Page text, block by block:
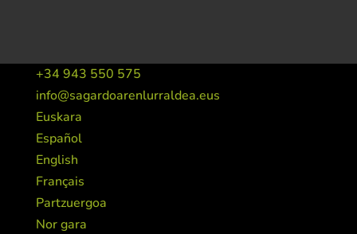
+34 943 550 575
info@sagardoarenlurraldea.eus
Euskara
Español
English
Français
Partzuergoa
Nor gara